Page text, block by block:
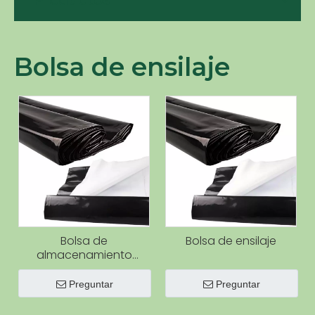
Bolsa de ensilaje
Bolsa de
almacenamiento
agrícola de polietileno
negro/blanco y negro,
bolsas de ensilaje de
Preguntar
Bolsa de ensilaje
Preguntar